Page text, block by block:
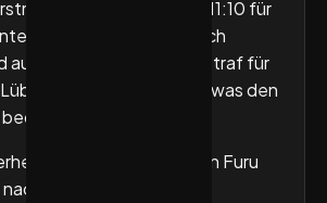
eine Führung. Das 11:10 für
Tjorven Sturhahn jedoch
ausgleichen. Henri Papst traf für
zum 14:14 (29.), was den
noch: Kasper Haugen Furu
dem Seitenwechsel